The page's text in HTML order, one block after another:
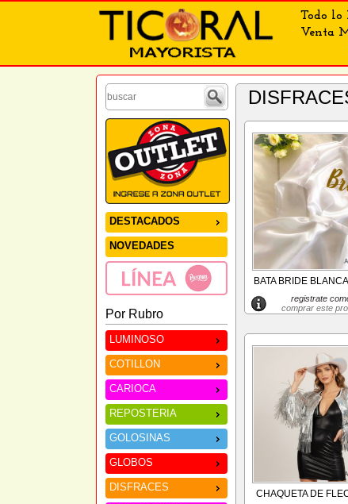
Todo lo
Venta
DESTACADOS
NOVEDADES
Por Rubro
LUMINOSO
COTILLON
CARIOCA
REPOSTERIA
GOLOSINAS
GLOBOS
DISFRACES
BATA BRIDE
registrate
comprar este
CHAQUETA DE